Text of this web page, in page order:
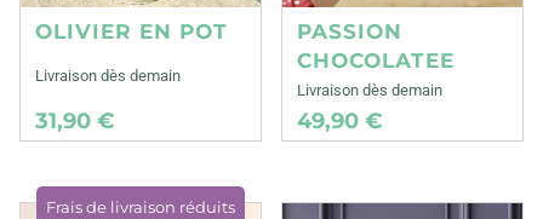
OLIVIER EN POT
Livraison dès demain
31,90 €
PASSION
CHOCOLATEE
Livraison dès demain
49,90 €
Frais de livraison réduits